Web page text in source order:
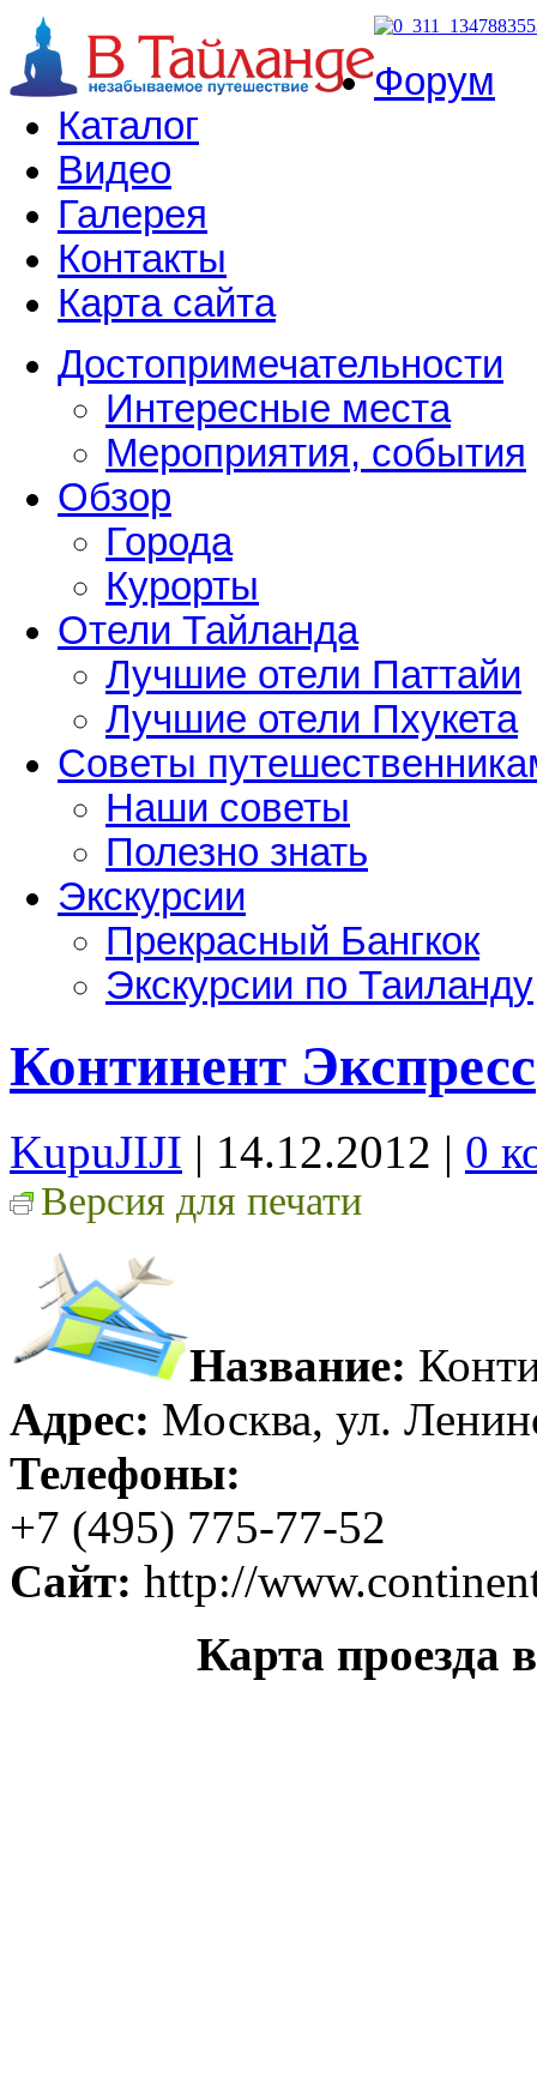
Форум
Каталог
Видео
Галерея
Контакты
Карта сайта
Достопримечательности
Интересные места
Мероприятия, события
Обзор
Города
Курорты
Отели Тайланда
Лучшие отели Паттайи
Лучшие отели Пхукета
Советы
Наши советы
Полезно знать
Экскурсии
Прекрасный Бангкок
Экскурсии по Таиланду
Континент Экспресс
KupuJIJI | 14.12.2012 | 0
Версия для печати
Название:
Адрес: Москва, ул.
Телефоны:
+7 (495) 775-77-52
Сайт: http://
Карта проезда